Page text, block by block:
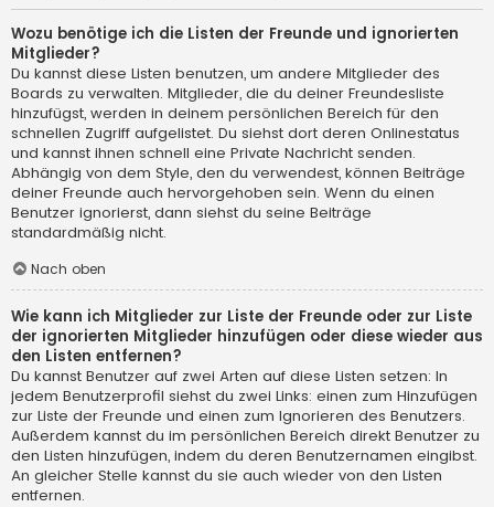
Wozu benötige ich die Listen der Freunde und ignorierten
Mitglieder?
Du kannst diese Listen benutzen, um andere Mitglieder des
Boards zu verwalten. Mitglieder, die du deiner Freundesliste
hinzufügst, werden in deinem persönlichen Bereich für den
schnellen Zugriff aufgelistet. Du siehst dort deren Onlinestatus
und kannst ihnen schnell eine Private Nachricht senden.
Abhängig von dem Style, den du verwendest, können Beiträge
deiner Freunde auch hervorgehoben sein. Wenn du einen
Benutzer ignorierst, dann siehst du seine Beiträge
standardmäßig nicht.
Nach oben
Wie kann ich Mitglieder zur Liste der Freunde oder zur Liste
der ignorierten Mitglieder hinzufügen oder diese wieder aus
den Listen entfernen?
Du kannst Benutzer auf zwei Arten auf diese Listen setzen: In
jedem Benutzerprofil siehst du zwei Links: einen zum Hinzufügen
zur Liste der Freunde und einen zum Ignorieren des Benutzers.
Außerdem kannst du im persönlichen Bereich direkt Benutzer zu
den Listen hinzufügen, indem du deren Benutzernamen eingibst.
An gleicher Stelle kannst du sie auch wieder von den Listen
entfernen.